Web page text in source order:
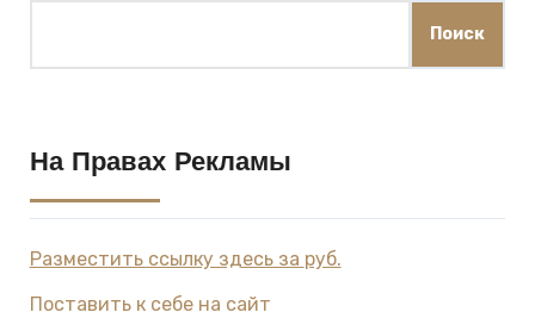
Поиск
На Правах Рекламы
Разместить ссылку здесь за руб.
Поставить к себе на сайт